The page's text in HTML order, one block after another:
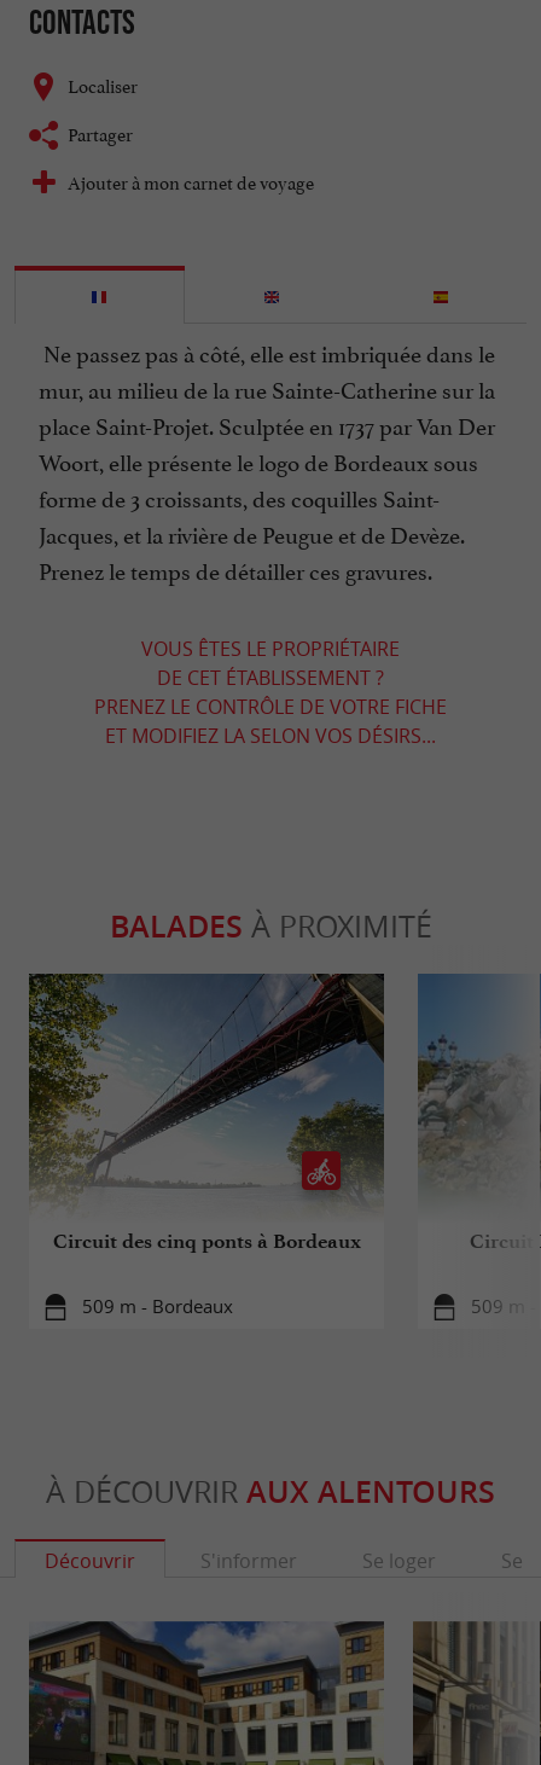
Contacts
Localiser
Partager
Ajouter à mon carnet de voyage
Ne passez pas à côté, elle est imbriquée dans le
mur, au milieu de la rue Sainte-Catherine sur la
place Saint-Projet. Sculptée en 1737 par Van Der
Woort, elle présente le logo de Bordeaux sous
forme de 3 croissants, des coquilles Saint-
Jacques, et la rivière de Peugue et de Devèze.
Prenez le temps de détailler ces gravures.
VOUS ÊTES LE PROPRIÉTAIRE
DE CET ÉTABLISSEMENT ?
PRENEZ LE CONTRÔLE DE VOTRE FICHE
ET MODIFIEZ LA SELON VOS DÉSIRS...
BALADES À PROXIMITÉ
Circuit des cinq ponts à Bordeaux
509 m - Bordeaux
Circuit
509 m -
À DÉCOUVRIR AUX ALENTOURS
Découvrir S'informer Se loger Se